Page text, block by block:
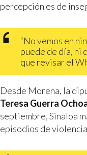
percepción es de
“No vemos en
puede de día, ni
que revisar el
Desde Morena, la
Teresa Guerra
septiembre, Sinaloa
episodios de